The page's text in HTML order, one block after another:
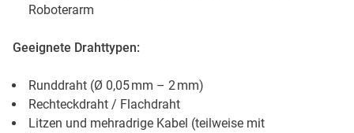
Roboterarm
Geeignete Drahttypen:
Runddraht (Ø 0,05 mm – 2 mm)
Rechteckdraht / Flachdraht
Litzen und mehradrige Kabel (teilweise mit